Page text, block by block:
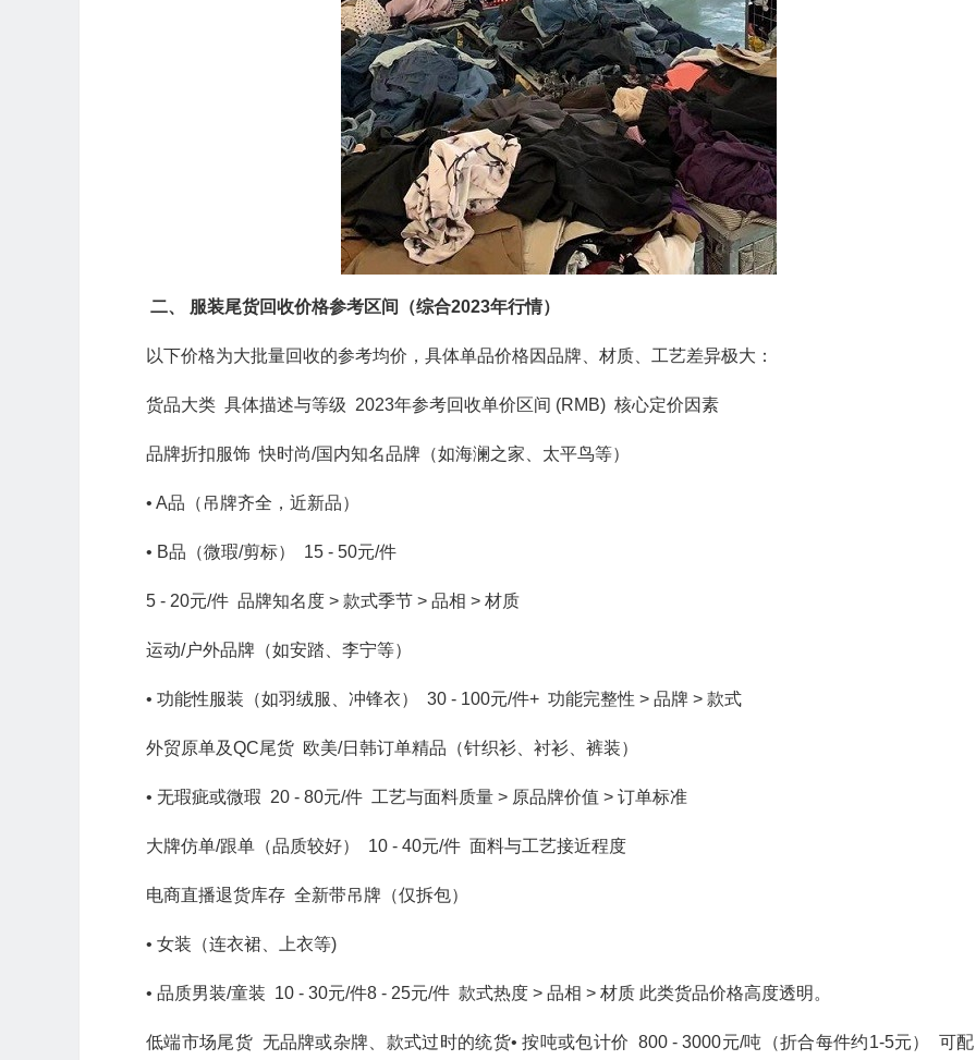
二、 服装尾货回收价格参考区间（综合2023年行情）
以下价格为大批量回收的参考均价，具体单品价格因品牌、材质、工艺差异极大：
货品大类 具体描述与等级 2023年参考回收单价区间 (RMB) 核心定价因素
品牌折扣服饰 快时尚/国内知名品牌（如海澜之家、太平鸟等）
• A品（吊牌齐全，近新品）
• B品（微瑕/剪标） 15 - 50元/件
5 - 20元/件 品牌知名度 > 款式季节 > 品相 > 材质
运动/户外品牌（如安踏、李宁等）
• 功能性服装（如羽绒服、冲锋衣） 30 - 100元/件+ 功能完整性 > 品牌 > 款式
外贸原单及QC尾货 欧美/日韩订单精品（针织衫、衬衫、裤装）
• 无瑕疵或微瑕 20 - 80元/件 工艺与面料质量 > 原品牌价值 > 订单标准
大牌仿单/跟单（品质较好） 10 - 40元/件 面料与工艺接近程度
电商直播退货库存 全新带吊牌（仅拆包）
• 女装（连衣裙、上衣等)
• 品质男装/童装 10 - 30元/件8 - 25元/件 款式热度 > 品相 > 材质 此类货品价格高度透明。
低端市场尾货 无品牌或杂牌、款式过时的统货• 按吨或包计价 800 - 3000元/吨（折合每件约1-5元） 可